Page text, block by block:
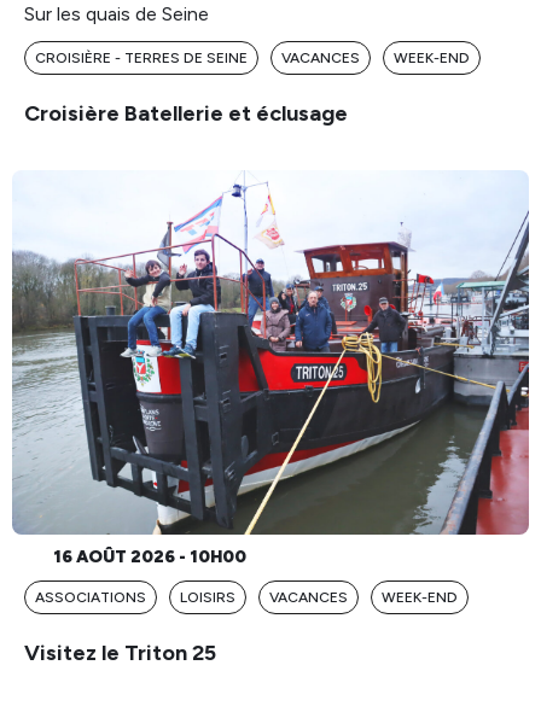
Sur les quais de Seine
CROISIÈRE - TERRES DE SEINE VACANCES WEEK-END
Croisière Batellerie et éclusage
16 AOÛT 2026 - 10H00
ASSOCIATIONS LOISIRS VACANCES WEEK-END
Visitez le Triton 25